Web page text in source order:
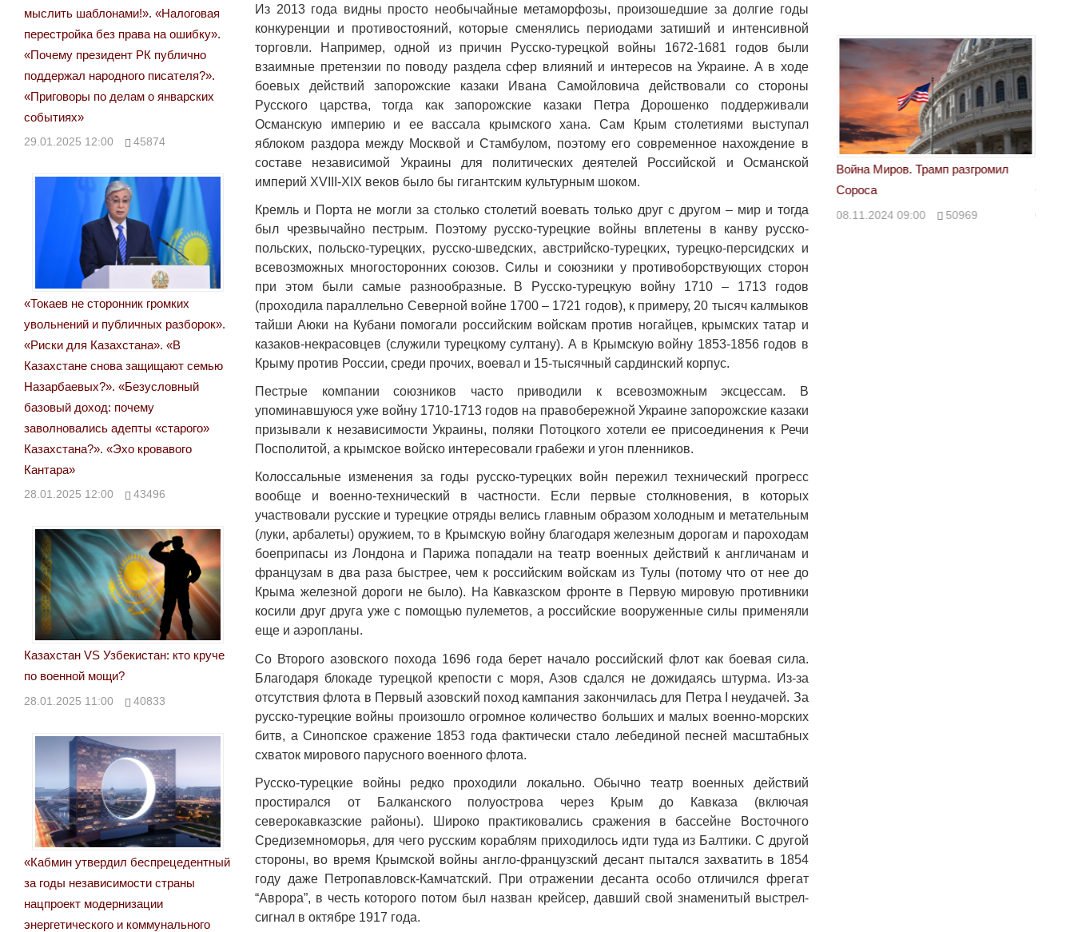
Из 2013 года видны просто необычайные метаморфозы, произошедшие за долгие годы
конкуренции и противостояний, которые сменялись периодами затиший и интенсивной
торговли. Например, одной из причин Русско-турецкой войны 1672-1681 годов были
взаимные претензии по поводу раздела сфер влияний и интересов на Украине. А в ходе
боевых действий запорожские казаки Ивана Самойловича действовали со стороны
Русского царства, тогда как запорожские казаки Петра Дорошенко поддерживали
Османскую империю и ее вассала крымского хана. Сам Крым столетиями выступал
яблоком раздора между Москвой и Стамбулом, поэтому его современное нахождение в
составе независимой Украины для политических деятелей Российской и Османской
империй XVIII-XIX веков было бы гигантским культурным шоком.
Кремль и Порта не могли за столько столетий воевать только друг с другом – мир и тогда
был чрезвычайно пестрым. Поэтому русско-турецкие войны вплетены в канву русско-
польских, польско-турецких, русско-шведских, австрийско-турецких, турецко-персидских и
всевозможных многосторонних союзов. Силы и союзники у противоборствующих сторон
при этом были самые разнообразные. В Русско-турецкую войну 1710 – 1713 годов
(проходила параллельно Северной войне 1700 – 1721 годов), к примеру, 20 тысяч калмыков
тайши Аюки на Кубани помогали российским войскам против ногайцев, крымских татар и
казаков-некрасовцев (служили турецкому султану). А в Крымскую войну 1853-1856 годов в
Крыму против России, среди прочих, воевал и 15-тысячный сардинский корпус.
Пестрые компании союзников часто приводили к всевозможным эксцессам. В
упоминавшуюся уже войну 1710-1713 годов на правобережной Украине запорожские казаки
призывали к независимости Украины, поляки Потоцкого хотели ее присоединения к Речи
Посполитой, а крымское войско интересовали грабежи и угон пленников.
Колоссальные изменения за годы русско-турецких войн пережил технический прогресс
вообще и военно-технический в частности. Если первые столкновения, в которых
участвовали русские и турецкие отряды велись главным образом холодным и метательным
(луки, арбалеты) оружием, то в Крымскую войну благодаря железным дорогам и пароходам
боеприпасы из Лондона и Парижа попадали на театр военных действий к англичанам и
французам в два раза быстрее, чем к российским войскам из Тулы (потому что от нее до
Крыма железной дороги не было). На Кавказском фронте в Первую мировую противники
косили друг друга уже с помощью пулеметов, а российские вооруженные силы применяли
еще и аэропланы.
Со Второго азовского похода 1696 года берет начало российский флот как боевая сила.
Благодаря блокаде турецкой крепости с моря, Азов сдался не дожидаясь штурма. Из-за
отсутствия флота в Первый азовский поход кампания закончилась для Петра I неудачей. За
русско-турецкие войны произошло огромное количество больших и малых военно-морских
битв, а Синопское сражение 1853 года фактически стало лебединой песней масштабных
схваток мирового парусного военного флота.
Русско-турецкие войны редко проходили локально. Обычно театр военных действий
простирался от Балканского полуострова через Крым до Кавказа (включая
северокавказские районы). Широко практиковались сражения в бассейне Восточного
Средиземноморья, для чего русским кораблям приходилось идти туда из Балтики. С другой
стороны, во время Крымской войны англо-французский десант пытался захватить в 1854
году даже Петропавловск-Камчатский. При отражении десанта особо отличился фрегат
“Аврора”, в честь которого потом был назван крейсер, давший свой знаменитый выстрел-
сигнал в октябре 1917 года.
мыслить шаблонами!». «Налоговая
перестройка без права на ошибку».
«Почему президент РК публично
поддержал народного писателя?».
«Приговоры по делам о январских
событиях»
29.01.2025 12:00 45874
«Токаев не сторонник громких
увольнений и публичных разборок».
«Риски для Казахстана». «В
Казахстане снова защищают семью
Назарбаевых?». «Безусловный
базовый доход: почему
заволновались адепты «старого»
Казахстана?». «Эхо кровавого
Кантара»
28.01.2025 12:00 43496
Казахстан VS Узбекистан: кто круче
по военной мощи?
28.01.2025 11:00 40833
«Кабмин утвердил беспрецедентный
за годы независимости страны
нацпроект модернизации
энергетического и коммунального
Война Миров. Трамп разгромил
Сороса
08.11.2024 09:00 50969
Война Миров. Трамп разгромил
Сороса
08.11.2024 09:00 50969